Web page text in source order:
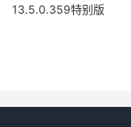
13.5.0.359特别版